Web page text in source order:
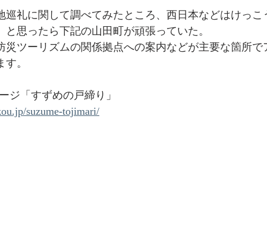
巡礼に関して調べてみたところ、西日本などはけっこ
思ったら下記の山田町が頑張っていた。
災ツーリズムの関係拠点への案内などが主要な箇所で
。
ジ「すずめの戸締り」
suzume-tojimari/